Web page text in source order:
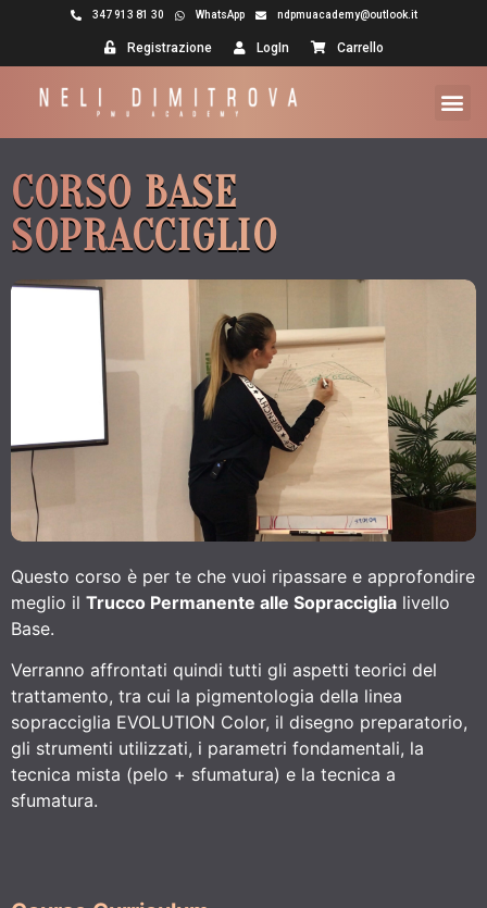
347 913 81 30 WhatsApp ndpmuacademy@outlook.it
Registrazione LogIn Carrello
CORSO BASE
SOPRACCIGLIO
Questo corso è per te che vuoi ripassare e approfondire
meglio il Trucco Permanente alle Sopracciglia livello
Base.
Verranno affrontati quindi tutti gli aspetti teorici del
trattamento, tra cui la pigmentologia della linea
sopracciglia EVOLUTION Color, il disegno preparatorio,
gli strumenti utilizzati, i parametri fondamentali, la
tecnica mista (pelo + sfumatura) e la tecnica a
sfumatura.